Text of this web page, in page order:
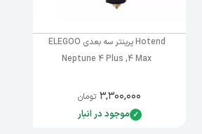
Hotend پرینتر سه بعدی ELEGOO
Neptune 4 Plus ,4 Max
موجود در انبار
۳,۳۰۰,۰۰۰ تومان